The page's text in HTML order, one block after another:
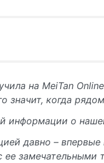
на MeiTan
значит, когда
информации о
давно –
ее